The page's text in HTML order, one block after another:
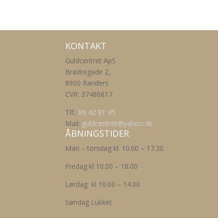
KONTAKT
Guldcentret ApS
Brødregade 2,
8900 Randers
CVR: 37486817
Tlf.: 86 42 81 45
Mail: guldcentret@yahoo.dk
ÅBNINGSTIDER
Man – torsdag kl. 10.00 – 17.30
Fredag kl 10.00 – 18.00
Lørdag kl 10.00 – 14.00
Søndag Lukket